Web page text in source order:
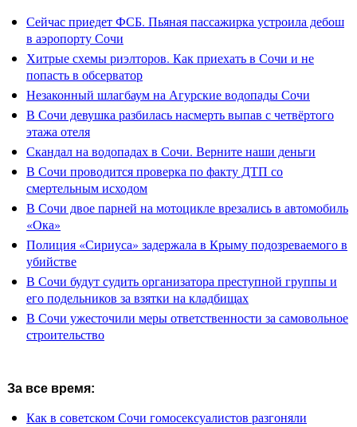
Сейчас приедет ФСБ. Пьяная пассажирка устроила дебош
в аэропорту Сочи
Хитрые схемы риэлторов. Как приехать в Сочи и не
попасть в обсерватор
Незаконный шлагбаум на Агурские водопады Сочи
В Сочи девушка разбилась насмерть выпав с четвёртого
этажа отеля
Скандал на водопадах в Сочи. Верните наши деньги
В Сочи проводится проверка по факту ДТП со
смертельным исходом
В Сочи двое парней на мотоцикле врезались в автомобиль
«Ока»
Полиция «Сириуса» задержала в Крыму подозреваемого в
убийстве
В Сочи будут судить организатора преступной группы и
его подельников за взятки на кладбищах
В Сочи ужесточили меры ответственности за самовольное
строительство
За все время:
Как в советском Сочи гомосексуалистов разгоняли